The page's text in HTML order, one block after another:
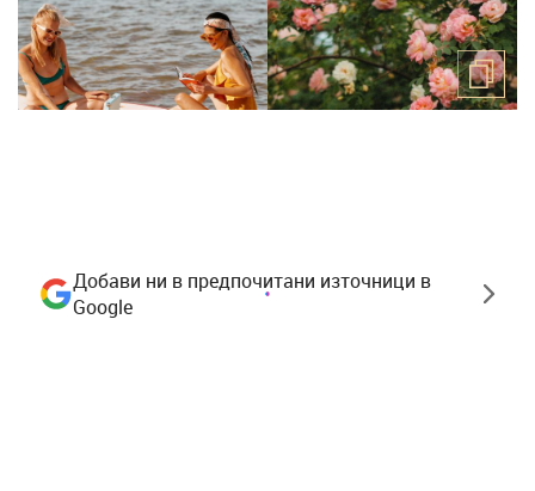
Добави ни в предпочитани източници в
Google